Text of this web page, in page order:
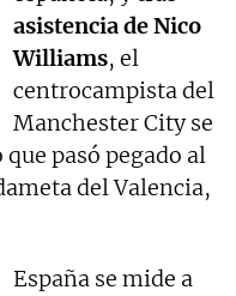
asistencia de Nico
Williams, el
centrocampista del
Manchester City se
pasó pegado al
del Valencia,
España se mide a